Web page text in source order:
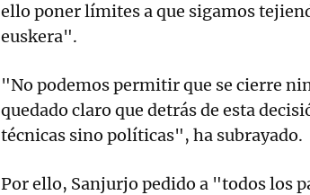
ello poner límites a que sigamos
euskera".
"No podemos permitir que se cierre
quedado claro que detrás de esta
técnicas sino políticas", ha subrayado.
Por ello, Sanjurjo pedido a "todos los